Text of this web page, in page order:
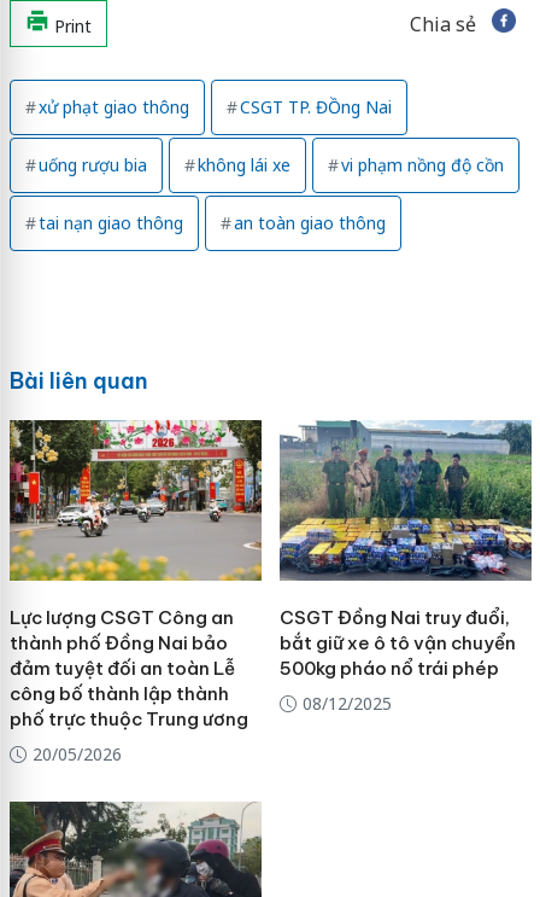
Print Chia sẻ
xử phạt giao thông CSGT TP. ĐỒng Nai
uống rượu bia không lái xe vi phạm nồng độ cồn
tai nạn giao thông an toàn giao thông
Bài liên quan
Lực lượng CSGT Công an
thành phố Đồng Nai bảo
đảm tuyệt đối an toàn Lễ
công bố thành lập thành
phố trực thuộc Trung ương
20/05/2026
CSGT Đồng Nai truy đuổi,
bắt giữ xe ô tô vận chuyển
500kg pháo nổ trái phép
08/12/2025